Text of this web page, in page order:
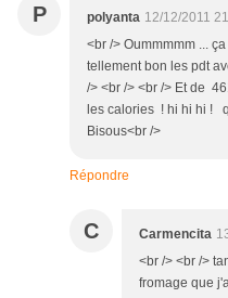
P polyanta 12/12/2011
<br /> Oummmmm ...
tellement bon les pdt
/> <br /> <br /> Et de
les calories ! hi hi hi !
Bisous<br />
Répondre
C Carmencita
<br /> <br />
fromage que